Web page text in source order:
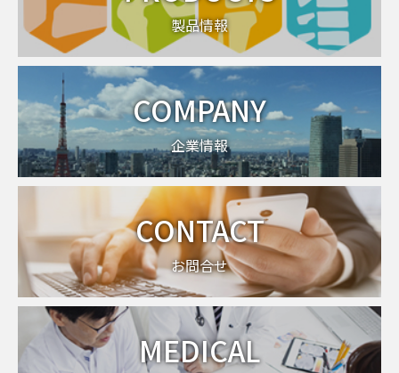
製品情報
COMPANY
企業情報
CONTACT
お問合せ
MEDICAL